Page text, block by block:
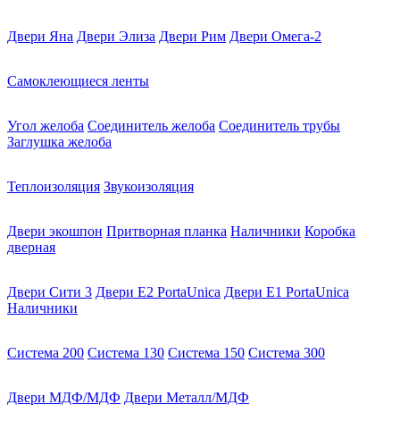
Двери Яна Двери Элиза Двери Рим Двери Омега-2
Самоклеющиеся ленты
Угол желоба Соединитель желоба Соединитель трубы
Заглушка желоба
Теплоизоляция Звукоизоляция
Двери экошпон Притворная планка Наличники Коробка
дверная
Двери Сити 3 Двери E2 PortaUnica Двери E1 PortaUnica
Наличники
Система 200 Система 130 Система 150 Система 300
Двери МДФ/МДФ Двери Металл/МДФ